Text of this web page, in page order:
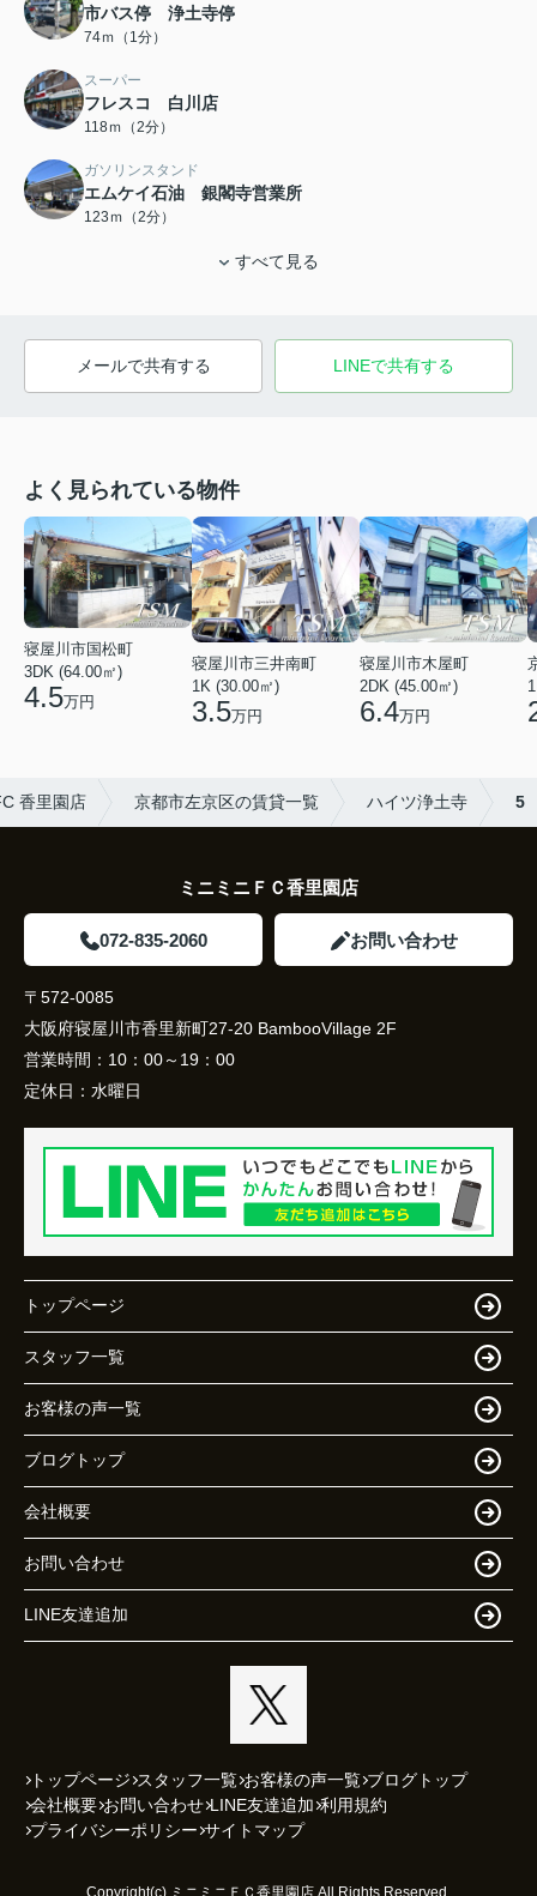
市バス停 浄土寺停
74ｍ（1分）
スーパー
フレスコ 白川店
118ｍ（2分）
ガソリンスタンド
エムケイ石油 銀閣寺営業所
123ｍ（2分）
すべて見る
メールで共有する LINEで共有する
よく見られている物件
寝屋川市国松町
3DK (64.00㎡)
4.5万円
寝屋川市三井南町
1K (30.00㎡)
3.5万円
寝屋川市木屋町
2DK (45.00㎡)
6.4万円
香里園店 京都市左京区の賃貸一覧 ハイツ浄土寺 5
ミニミニＦＣ香里園店
072-835-2060 お問い合わせ
〒572-0085
大阪府寝屋川市香里新町27-20 BambooVillage 2F
営業時間： 10：00～19：00
定休日： 水曜日
トップページ
スタッフ一覧
お客様の声一覧
ブログトップ
会社概要
お問い合わせ
LINE友達追加
トップページ スタッフ一覧 お客様の声一覧 ブログトップ
会社概要 お問い合わせ LINE友達追加 利用規約
プライバシーポリシー サイトマップ
Copyright(c) ミニミニＦＣ香里園店 All Rights Reserved.